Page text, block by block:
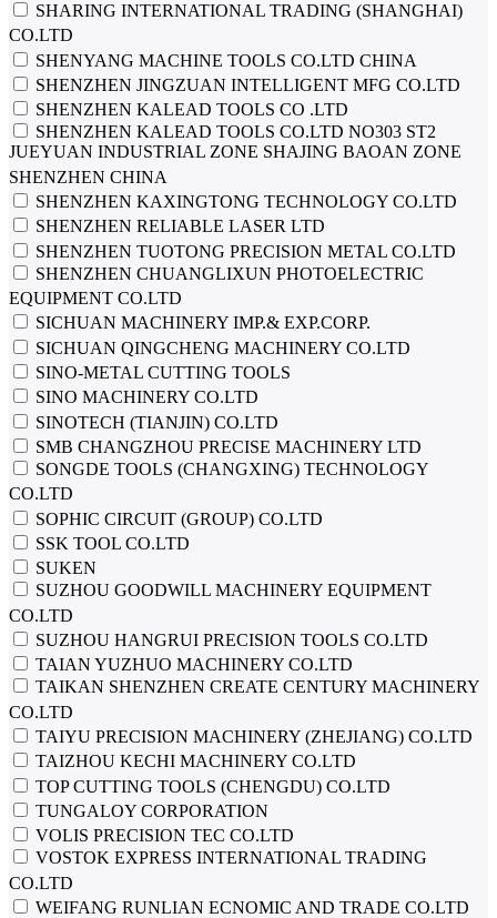
SHARING INTERNATIONAL TRADING (SHANGHAI)
CO.LTD
SHENYANG MACHINE TOOLS CO.LTD CHINA
SHENZHEN JINGZUAN INTELLIGENT MFG CO.LTD
SHENZHEN KALEAD TOOLS CO .LTD
SHENZHEN KALEAD TOOLS CO.LTD NO303 ST2
JUEYUAN INDUSTRIAL ZONE SHAJING BAOAN ZONE
SHENZHEN CHINA
SHENZHEN KAXINGTONG TECHNOLOGY CO.LTD
SHENZHEN RELIABLE LASER LTD
SHENZHEN TUOTONG PRECISION METAL CO.LTD
SHENZHEN СHUANGLIXUN PHOTOELECTRIC
EQUIPMENT CO.LTD
SICHUAN MACHINERY IMP.& EXP.CORP.
SICHUAN QINGCHENG MACHINERY CO.LTD
SINO-METAL CUTTING TOOLS
SINO MACHINERY CO.LTD
SINOTECH (TIANJIN) CO.LTD
SMB CHANGZHOU PRECISE MACHINERY LTD
SONGDE TOOLS (CHANGXING) TECHNOLOGY
CO.LTD
SOPHIC CIRCUIT (GROUP) CO.LTD
SSK TOOL CO.LTD
SUKEN
SUZHOU GOODWILL MACHINERY EQUIPMENT
CO.LTD
SUZHOU HANGRUI PRECISION TOOLS CO.LTD
TAIAN YUZHUO MACHINERY CO.LTD
TAIKAN SHENZHEN CREATE CENTURY MACHINERY
CO.LTD
TAIYU PRECISION MACHINERY (ZHEJIANG) CO.LTD
TAIZHOU KECHI MACHINERY CO.LTD
TOP CUTTING TOOLS (CHENGDU) CO.LTD
TUNGALOY CORPORATION
VOLIS PRECISION TEC CO.LTD
VOSTOK EXPRESS INTERNATIONAL TRADING
CO.LTD
WEIFANG RUNLIAN ECNOMIC AND TRADE CO.LTD